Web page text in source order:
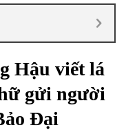
Hậu viết lá
gửi người
Đại